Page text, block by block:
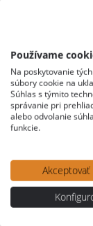
Používame
Na poskytovanie
súbory cookie na
Súhlas s týmito
správanie pri
alebo odvolanie
funkcie.
Akceptovať